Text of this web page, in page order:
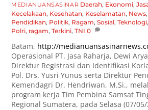
MEDIANUANSASINAR Daerah, Ekonomi,
Kecelakaan, Kesehatan, Keselamatan, News,
Pendidikan, Politik, Ragam,Sosial,Teknologi
Polri, ragam,Terkini,TNI 0
Batam, http://
Operasional PT. Jasa Raharja, Dewi
Direktur Registrasi dan Identifikasi
Pol. Drs. Yusri Yunus serta Direktur
Kemendagri Dr. Hendriwan, M.Si.,
program kerja Tim Pembina Samsat
Regional Sumatera, pada Selasa (07/05/